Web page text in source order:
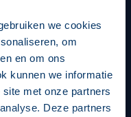
we cookies
om
en om ons
kunnen we informatie
met onze partners
Deze partners